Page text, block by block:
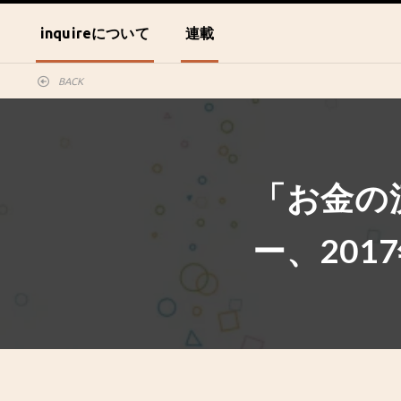
inquireについて 連載
BACK
「お金
ー、